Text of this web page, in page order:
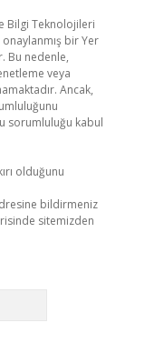
Bilgi Teknolojileri
bir Yer
Bu nedenle,
veya
Ancak,
sorumluluğu kabul
olduğunu
bildirmeniz
sitemizden